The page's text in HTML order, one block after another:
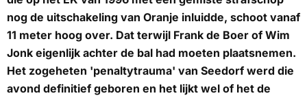
nog de uitschakeling van Oranje inluidde, schoot vanaf
11 meter hoog over. Dat terwijl Frank de Boer of Wim
Jonk eigenlijk achter de bal had moeten plaatsnemen.
Het zogeheten 'penaltytrauma' van Seedorf werd die
avond definitief geboren en het lijkt wel of het de